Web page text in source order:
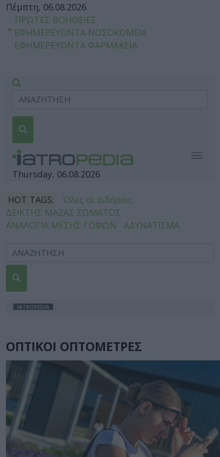
Πέμπτη, 06.08.2026
ΠΡΩΤΕΣ ΒΟΗΘΕΙΕΣ
ΕΦΗΜΕΡΕΥΟΝΤΑ ΝΟΣΟΚΟΜΕΙΑ
ΕΦΗΜΕΡΕΥΟΝΤΑ ΦΑΡΜΑΚΕΙΑ
Thursday, 06.08.2026
HOT TAGS:
Όλες οι ειδήσεις
ΔΕΙΚΤΗΣ ΜΑΖΑΣ ΣΩΜΑΤΟΣ
ΑΝΑΛΟΓΙΑ ΜΕΣΗΣ ΓΟΦΩΝ
ΑΔΥΝΑΤΙΣΜΑ
IATROPEDIA
ΟΠΤΙΚΟΙ ΟΠΤΟΜΕΤΡΕΣ